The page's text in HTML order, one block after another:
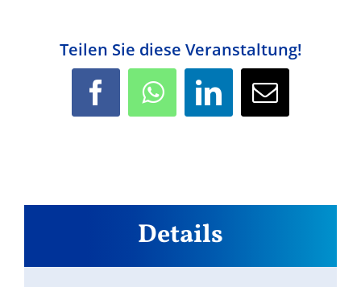
Teilen Sie diese Veranstaltung!
Facebook WhatsApp LinkedIn
E-
Details